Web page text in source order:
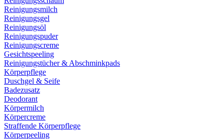
Reinigungsmilch
Reinigungsgel
Reinigungsöl
Reinigungspuder
Reinigungscreme
Gesichtspeeling
Reinigungstücher & Abschminkpads
Körperpflege
Duschgel & Seife
Badezusatz
Deodorant
Körpermilch
Körpercreme
Straffende Körperpflege
Körperpeeling